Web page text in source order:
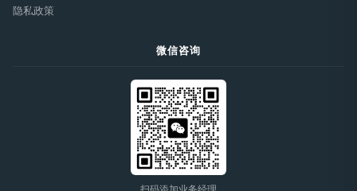
隐私政策
微信咨询